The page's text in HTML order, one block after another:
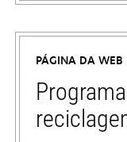
abre
em
nova
guia
PÁGINA DA WEB